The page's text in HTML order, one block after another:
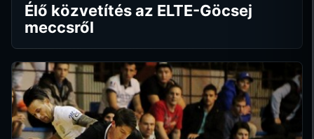
Élő közvetítés az ELTE-Göcsej
meccsről